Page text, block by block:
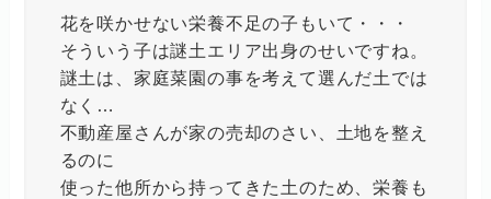
花を咲かせない栄養不足の子もいて・・・
そういう子は謎土エリア出身のせいですね。
謎土は、家庭菜園の事を考えて選んだ土では
なく…
不動産屋さんが家の売却のさい、土地を整え
るのに
使った他所から持ってきた土のため、栄養も